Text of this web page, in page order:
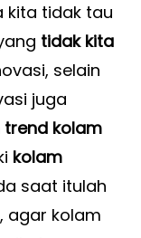
kita tidak tau
tidak kita
selain
juga
trend kolam
kolam
saat itulah
agar kolam